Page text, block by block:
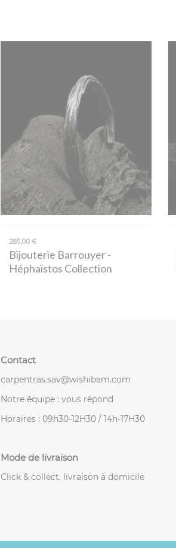
285,00 €
Bijouterie Barrouyer-
Héphaïstos Collection
Contact
carpentras.sav@wishibam.com
Notre équipe : vous répond
Horaires : 09h30-12H30 / 14h-17H30
Mode de livraison
Click & collect, livraison à domicile